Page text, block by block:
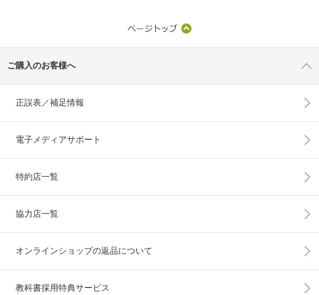
ご購入のお客様へ
正誤表／補足情報
電子メディアサポート
特約店一覧
協力店一覧
オンラインショップの返品について
教科書採用特典サービス